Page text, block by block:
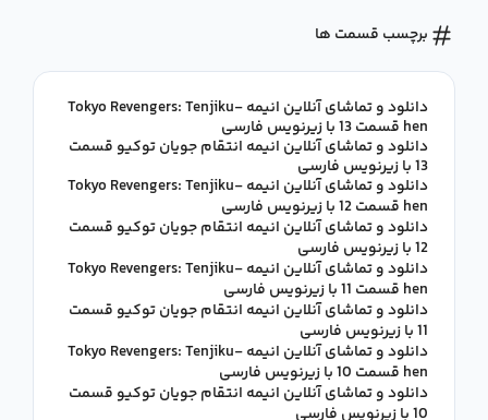
برچسب قسمت ها
دانلود و تماشای آنلاین انیمه Tokyo Revengers: Tenjiku-
hen قسمت 13 با زیرنویس فارسی
دانلود و تماشای آنلاین انیمه انتقام جویان توکیو قسمت
13 با زیرنویس فارسی
دانلود و تماشای آنلاین انیمه Tokyo Revengers: Tenjiku-
hen قسمت 12 با زیرنویس فارسی
دانلود و تماشای آنلاین انیمه انتقام جویان توکیو قسمت
12 با زیرنویس فارسی
دانلود و تماشای آنلاین انیمه Tokyo Revengers: Tenjiku-
hen قسمت 11 با زیرنویس فارسی
دانلود و تماشای آنلاین انیمه انتقام جویان توکیو قسمت
11 با زیرنویس فارسی
دانلود و تماشای آنلاین انیمه Tokyo Revengers: Tenjiku-
hen قسمت 10 با زیرنویس فارسی
دانلود و تماشای آنلاین انیمه انتقام جویان توکیو قسمت
10 با زیرنویس فارسی